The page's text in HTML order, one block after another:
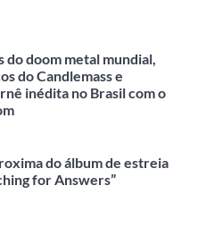
do doom metal mundial,
do Candlemass e
inédita no Brasil com o
do álbum de estreia
for Answers”